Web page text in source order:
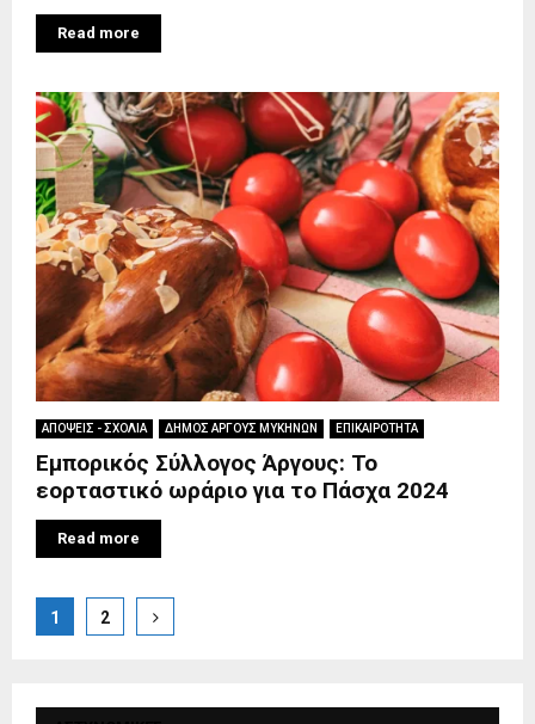
Read more
ΑΠΟΨΕΙΣ - ΣΧΟΛΙΑ ΔΗΜΟΣ ΑΡΓΟΥΣ ΜΥΚΗΝΩΝ ΕΠΙΚΑΙΡΟΤΗΤΑ
Εμπορικός Σύλλογος Άργους: Το
εορταστικό ωράριο για το Πάσχα 2024
Read more
Posts
1 2